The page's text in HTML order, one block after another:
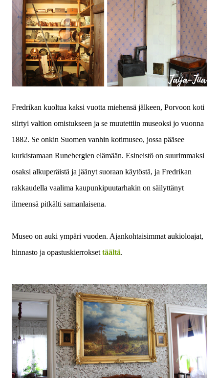
Fredrikan kuoltua kaksi vuotta miehensä jälkeen, Porvoon koti
siirtyi valtion omistukseen ja se muutettiin museoksi jo vuonna
1882. Se onkin Suomen vanhin kotimuseo, jossa pääsee
kurkistamaan Runebergien elämään. Esineistö on suurimmaksi
osaksi alkuperäistä ja jäänyt suoraan käytöstä, ja Fredrikan
rakkaudella vaalima kaupunkipuutarhakin on säilyttänyt
ilmeensä pitkälti samanlaisena.
Museo on auki ympäri vuoden. Ajankohtaisimmat aukioloajat,
hinnasto ja opastuskierroksettäältä.